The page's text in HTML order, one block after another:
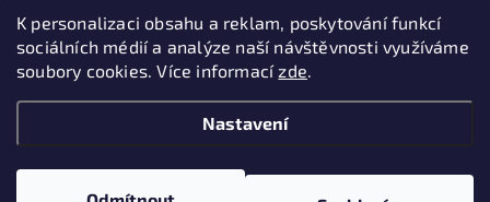
K personalizaci obsahu a reklam, poskytování funkcí
sociálních médií a analýze naší návštěvnosti využíváme
soubory cookies. Více informacízde.
Nastavení